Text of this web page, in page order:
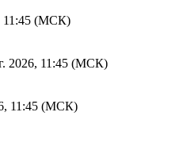
11:45 (МСК)
2026, 11:45 (МСК)
11:45 (МСК)